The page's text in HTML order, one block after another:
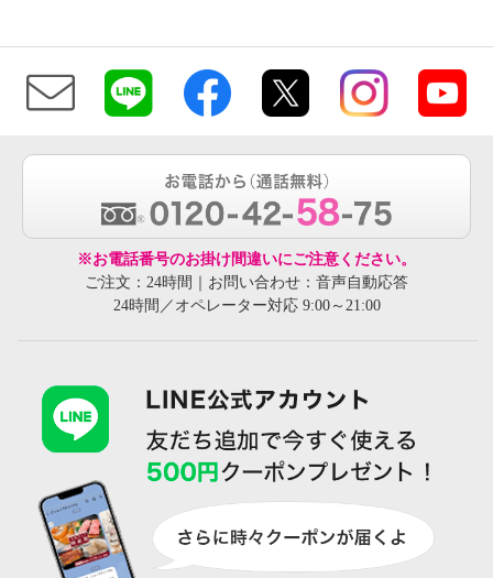
※お電話番号のお掛け間違いにご注意ください。
ご注文：24時間｜お問い合わせ：音声自動応答
24時間／オペレーター対応 9:00～21:00